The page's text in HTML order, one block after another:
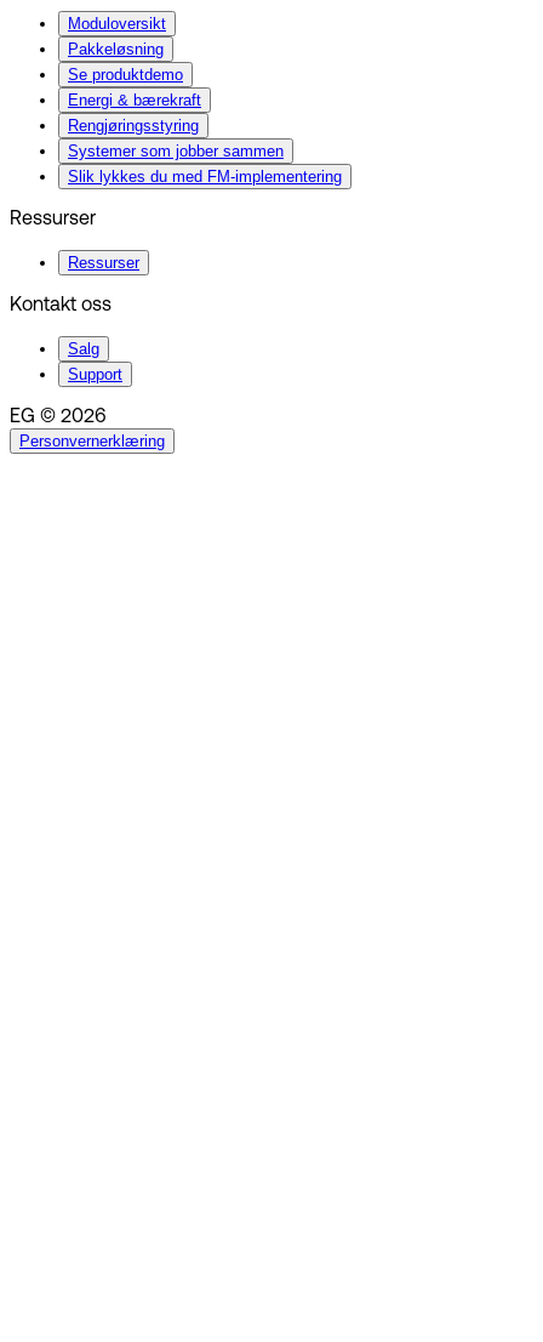
Moduloversikt
Pakkeløsning
Se produktdemo
Energi & bærekraft
Rengjøringsstyring
Systemer som jobber sammen
Slik lykkes du med FM-implementering
Ressurser
Ressurser
Kontakt oss
Salg
Support
EG © 2026
Personvernerklæring